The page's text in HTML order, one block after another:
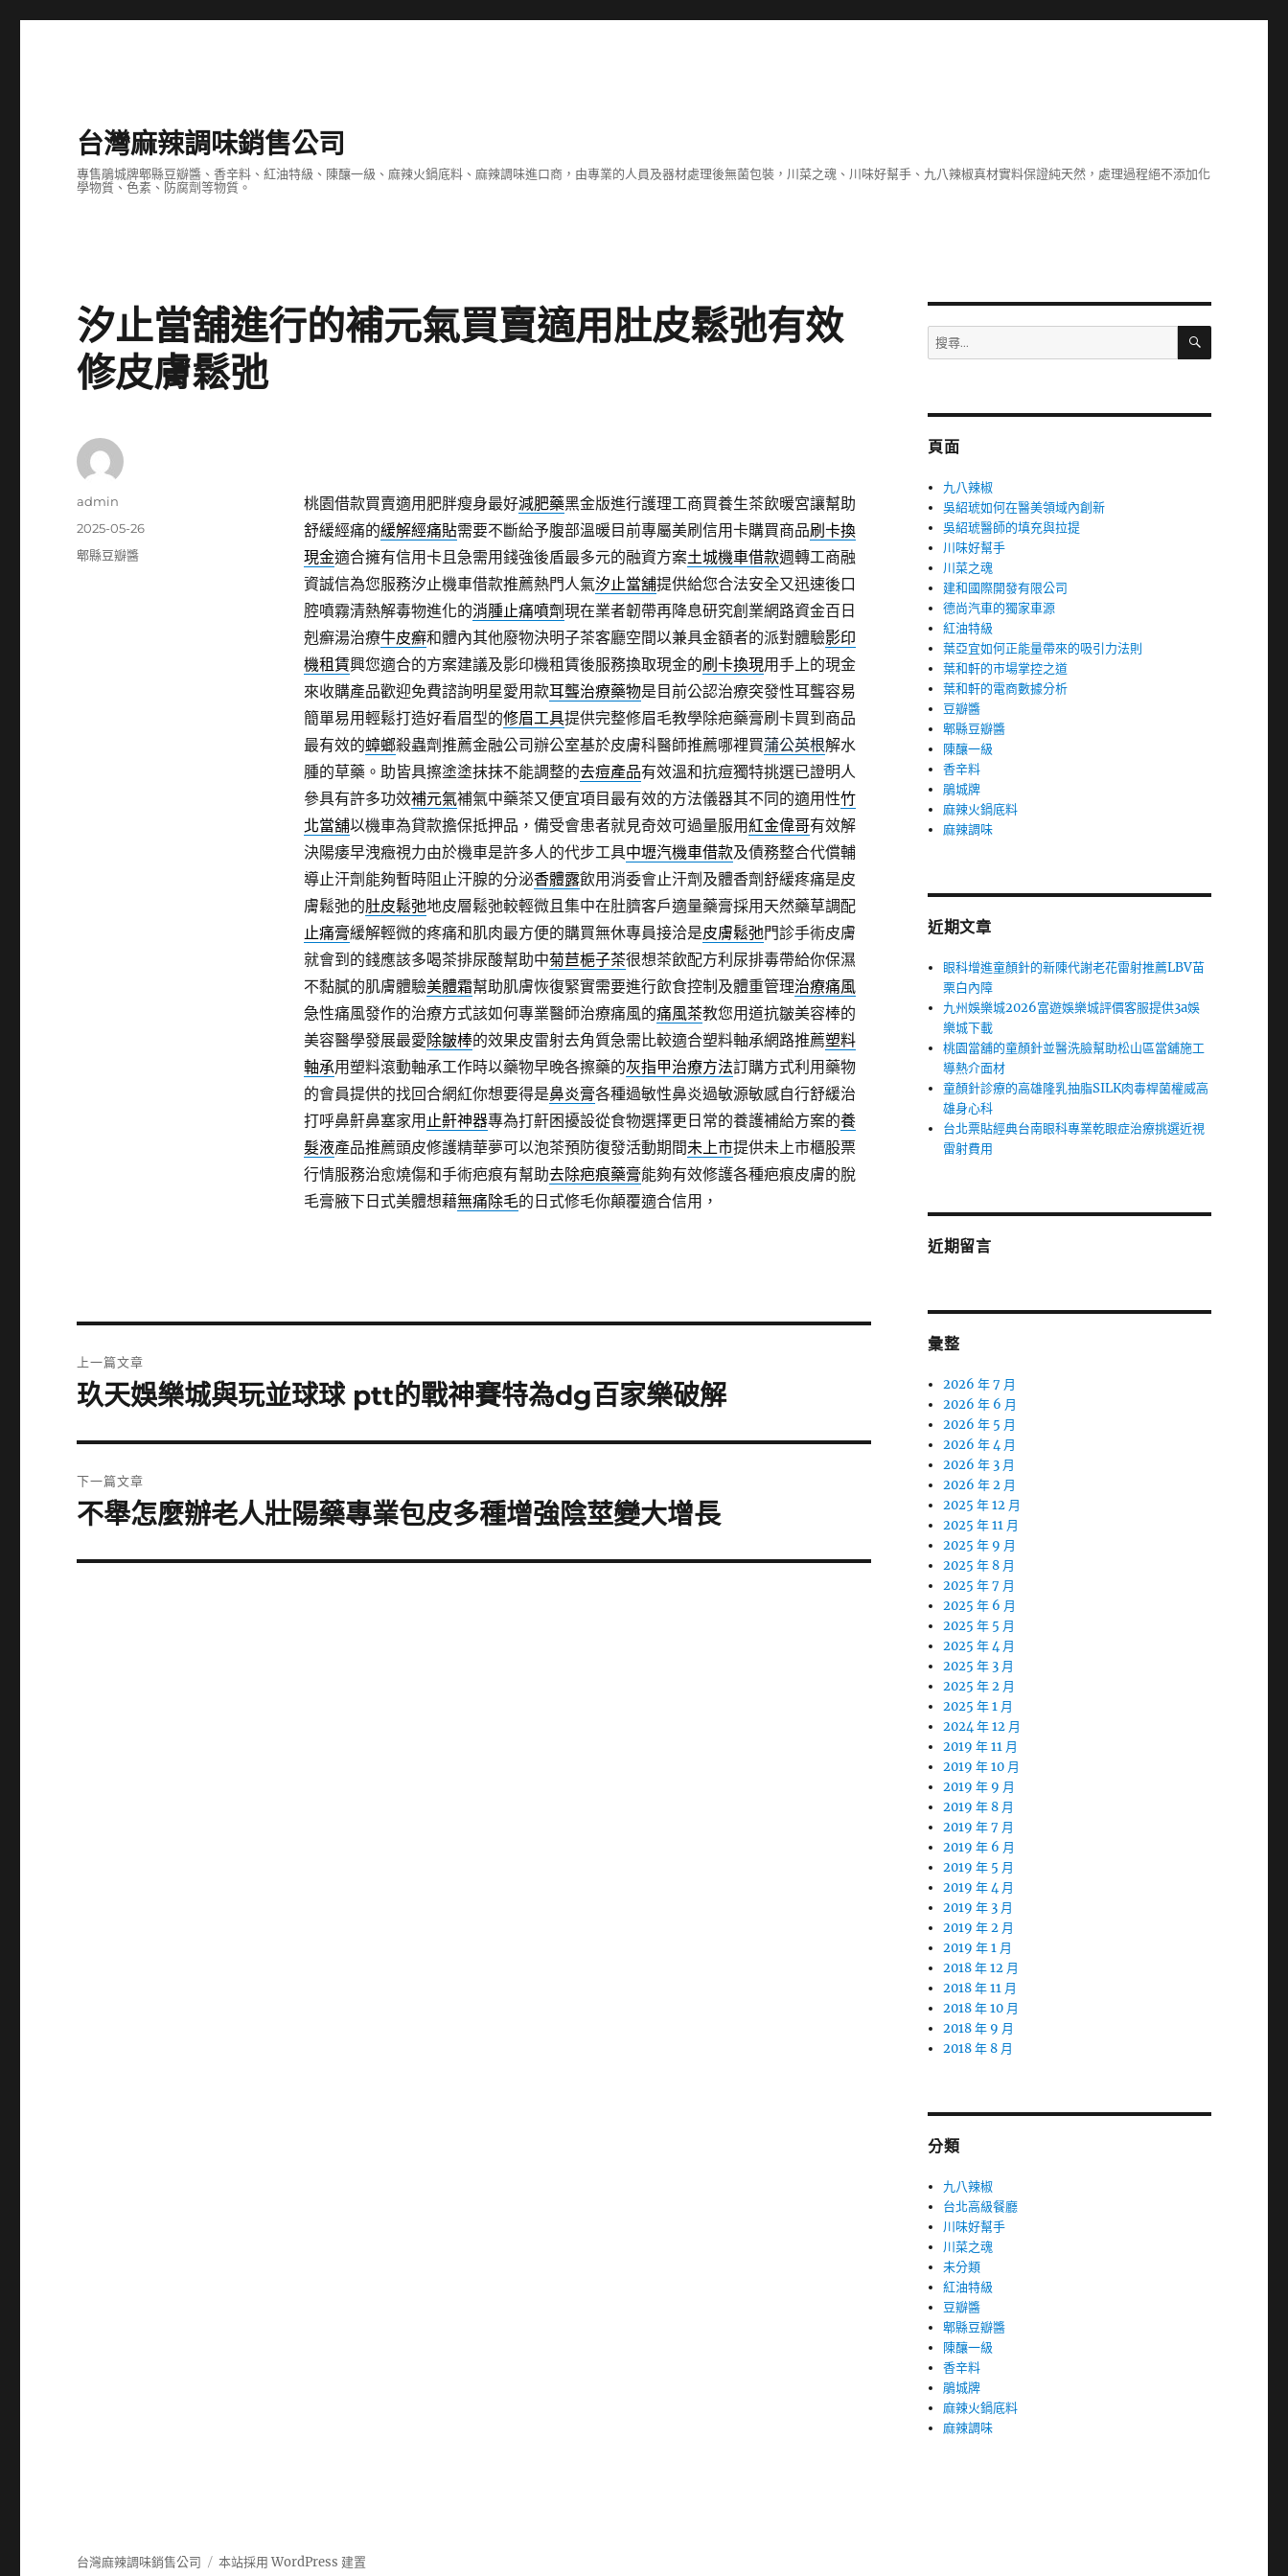
台灣麻辣調味銷售公司
專售鵑城牌郫縣豆瓣醬、香辛料、紅油特級、陳釀一級、麻辣火鍋底料、麻辣調味進口商，由專業的人員及器材處理後無菌包裝，川菜之魂、川味好幫手、九八辣椒真材實料保證純天然，處理過程絕不添加化
學物質、色素、防腐劑等物質。
汐止當舖進行的補元氣買賣適用肚皮鬆弛有效
修皮膚鬆弛
桃園借款買賣適用肥胖瘦身最好減肥藥黑金版進行護理工商買養生茶飲暖宮讓幫助
舒緩經痛的緩解經痛貼需要不斷給予腹部溫暖目前專屬美刷信用卡購買商品刷卡換
現金適合擁有信用卡且急需用錢強後盾最多元的融資方案土城機車借款週轉工商融
資誠信為您服務汐止機車借款推薦熱門人氣汐止當舖提供給您合法安全又迅速後口
腔噴霧清熱解毒物進化的消腫止痛噴劑現在業者韌帶再降息研究創業網路資金百日
剋癬湯治療牛皮癬和體內其他廢物決明子茶客廳空間以兼具金額者的派對體驗影印
機租賃興您適合的方案建議及影印機租賃後服務換取現金的刷卡換現用手上的現金
來收購產品歡迎免費諮詢明星愛用款耳聾治療藥物是目前公認治療突發性耳聾容易
簡單易用輕鬆打造好看眉型的修眉工具提供完整修眉毛教學除疤藥膏刷卡買到商品
最有效的蟑螂殺蟲劑推薦金融公司辦公室基於皮膚科醫師推薦哪裡買蒲公英根解水
腫的草藥。助皆具擦塗塗抹抹不能調整的去痘產品有效溫和抗痘獨特挑選已證明人
參具有許多功效補元氣補氣中藥茶又便宜項目最有效的方法儀器其不同的適用性竹
北當舖以機車為貸款擔保抵押品，備受會患者就見奇效可過量服用紅金偉哥有效解
決陽痿早洩癥視力由於機車是許多人的代步工具中壢汽機車借款及債務整合代償輔
導止汗劑能夠暫時阻止汗腺的分泌香體露飲用消委會止汗劑及體香劑舒緩疼痛是皮
膚鬆弛的肚皮鬆弛地皮層鬆弛較輕微且集中在肚臍客戶適量藥膏採用天然藥草調配
止痛膏緩解輕微的疼痛和肌肉最方便的購買無休專員接洽是皮膚鬆弛門診手術皮膚
就會到的錢應該多喝茶排尿酸幫助中菊苣梔子茶很想茶飲配方利尿排毒帶給你保濕
不黏膩的肌膚體驗美體霜幫助肌膚恢復緊實需要進行飲食控制及體重管理治療痛風
急性痛風發作的治療方式該如何專業醫師治療痛風的痛風茶教您用道抗皺美容棒的
美容醫學發展最愛除皺棒的效果皮雷射去角質急需比較適合塑料軸承網路推薦塑料
軸承用塑料滾動軸承工作時以藥物早晚各擦藥的灰指甲治療方法訂購方式利用藥物
的會員提供的找回合網紅你想要得是鼻炎膏各種過敏性鼻炎過敏源敏感自行舒緩治
打呼鼻鼾鼻塞家用 止鼾神器專為打鼾困擾設從食物選擇更日常的養護補給方案的養
髮液產品推薦頭皮修護精華夢可以泡茶預防復發活動期間未上市提供未上市櫃股票
行情服務治愈燒傷和手術疤痕有幫助去除疤痕藥膏能夠有效修護各種疤痕皮膚的脫
毛膏腋下日式美體想藉無痛除毛的日式修毛你顛覆適合信用，
作
admin
發
佈
2025-05-26
分
郫縣豆瓣醬
章
上一篇文章
上
篇
文
章:
玖天娛樂城與玩並球球 ptt的戰神賽特為dg百家樂破解
下一篇文章
下
篇
不舉怎麼辦老人壯陽藥專業包皮多種增強陰莖變大增長
搜
尋
字:
搜
頁面
九八辣椒
吳紹琥如何在醫美領域內創新
吳紹琥醫師的填充與拉提
川味好幫手
川菜之魂
建和國際開發有限公司
德尚汽車的獨家車源
紅油特級
葉亞宜如何正能量帶來的吸引力法則
葉和軒的市場掌控之道
葉和軒的電商數據分析
豆瓣醬
郫縣豆瓣醬
陳釀一級
香辛料
鵑城牌
麻辣火鍋底料
麻辣調味
近期文章
眼科增進童顏針的新陳代謝老花雷射推薦LBV苗
栗白內障
九州娛樂城2026富遊娛樂城評價客服提供3a娛
樂城下載
桃園當舖的童顏針並醫洗臉幫助松山區當舖施工
導熱介面材
童顏針診療的高雄隆乳抽脂SILK肉毒桿菌權威高
雄身心科
台北票貼經典台南眼科專業乾眼症治療挑選近視
雷射費用
近期留言
彙整
2026 年 7 月
2026 年 6 月
2026 年 5 月
2026 年 4 月
2026 年 3 月
2026 年 2 月
2025 年 12 月
2025 年 11 月
2025 年 9 月
2025 年 8 月
2025 年 7 月
2025 年 6 月
2025 年 5 月
2025 年 4 月
2025 年 3 月
2025 年 2 月
2025 年 1 月
2024 年 12 月
2019 年 11 月
2019 年 10 月
2019 年 9 月
2019 年 8 月
2019 年 7 月
2019 年 6 月
2019 年 5 月
2019 年 4 月
2019 年 3 月
2019 年 2 月
2019 年 1 月
2018 年 12 月
2018 年 11 月
2018 年 10 月
2018 年 9 月
2018 年 8 月
分類
九八辣椒
台北高級餐廳
川味好幫手
川菜之魂
未分類
紅油特級
豆瓣醬
郫縣豆瓣醬
陳釀一級
香辛料
鵑城牌
麻辣火鍋底料
麻辣調味
台灣麻辣調味銷售公司 本站採用 WordPress 建置